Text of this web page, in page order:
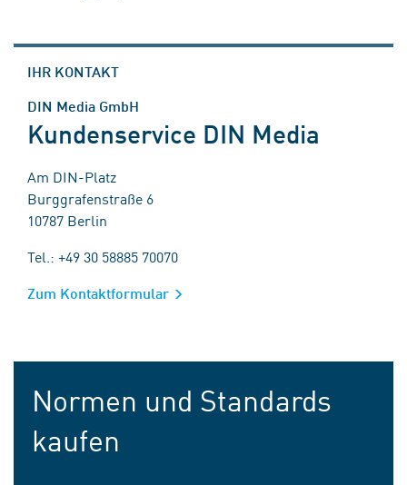
IHR KONTAKT
DIN Media GmbH
Kundenservice DIN Media
Am DIN-Platz
Burggrafenstraße 6
10787 Berlin
Tel.: +49 30 58885 70070
Zum Kontaktformular
Normen und Standards
kaufen